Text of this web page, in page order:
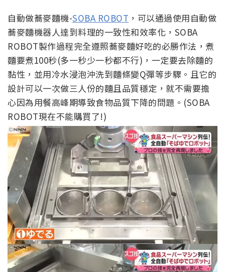
自動做蕎麥麵機-SOBA ROBOT ，可以通過使用自動做
蕎麥麵機器人達到料理的一致性和效率化，SOBA
ROBOT製作過程完全遵照蕎麥麵好吃的必勝作法，煮
麵要煮100秒(多一秒少一秒都不行)，一定要去除麵的
黏性，並用冷水浸泡沖洗到麵條變Q彈等步驟。且它的
設計可以一次做三人份的麵且品質穩定，就不需要擔
心因為用餐高峰期導致食物品質下降的問題。(SOBA
ROBOT現在不能購買了!)